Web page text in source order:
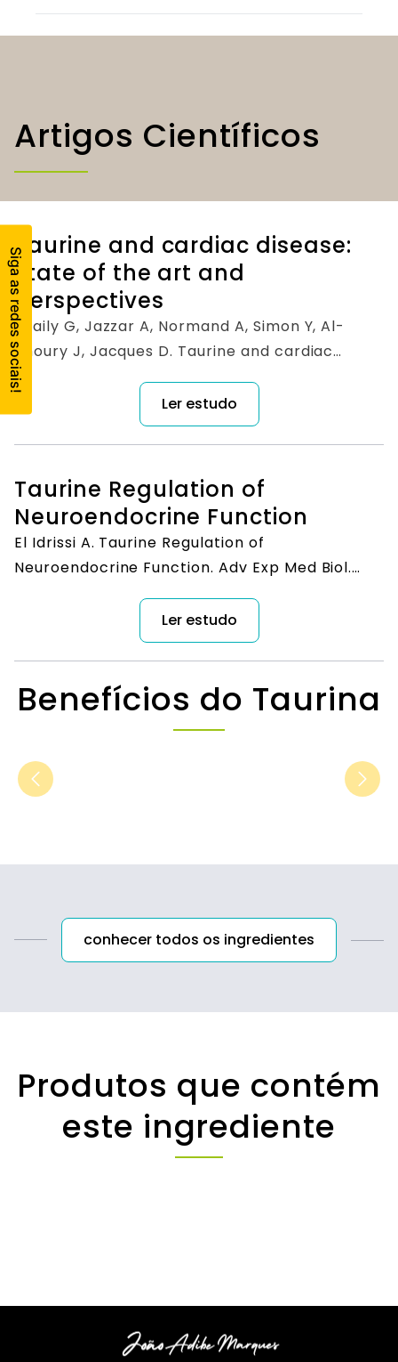
Artigos Científicos
Taurine and cardiac disease:
state of the art and
perspectives
Bkaily G, Jazzar A, Normand A, Simon Y, Al-
Khoury J, Jacques D. Taurine and cardiac
disease: state of the art and perspectives. Can
J Physiol Pharmacol. 2020 Feb;98(2):67-73. doi:
10.1139/cjpp-2019-0313. PMID: 31560859.
Ler estudo
Taurine Regulation of
Neuroendocrine Function
El Idrissi A. Taurine Regulation of
Neuroendocrine Function. Adv Exp Med Biol.
8023-5_81. PMID: 31468461.
Ler estudo
Benefícios do Taurina
conhecer todos os ingredientes
Produtos que contém
este ingrediente